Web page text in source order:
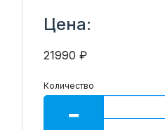
Цена:
21990 ₽
Количество